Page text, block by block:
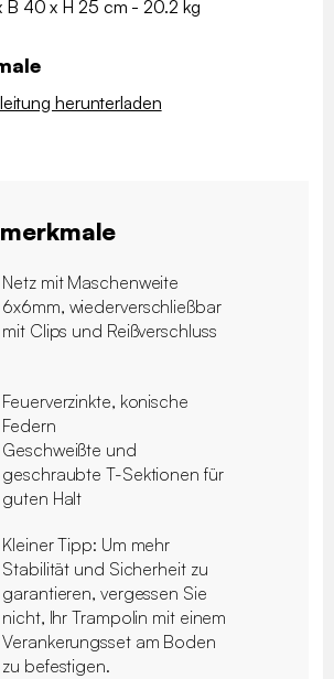
B 40 x H 25 cm - 20.2 kg
herunterladen
Netz mit Maschenweite
6x6mm, wiederverschließbar
mit Clips und Reißverschluss
Feuerverzinkte, konische
Federn
Geschweißte und
geschraubte T-Sektionen für
guten Halt
Kleiner Tipp: Um mehr
Stabilität und Sicherheit zu
garantieren, vergessen Sie
nicht, Ihr Trampolin mit einem
Verankerungsset am Boden
zu befestigen.